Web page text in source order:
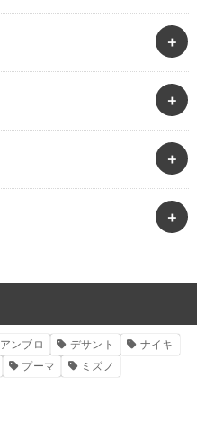
アンブロ デサント
ナイキ
プーマ
ミズノ